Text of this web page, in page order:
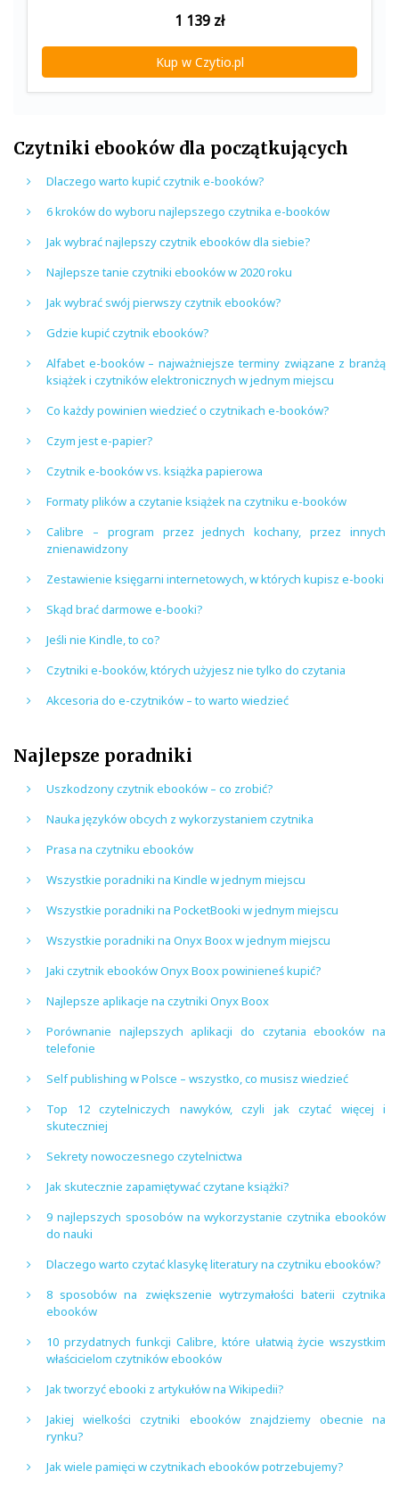
1 139 zł
Kup w Czytio.pl
Czytniki ebooków dla początkujących
Dlaczego warto kupić czytnik e-booków?
6 kroków do wyboru najlepszego czytnika e-booków
Jak wybrać najlepszy czytnik ebooków dla siebie?
Najlepsze tanie czytniki ebooków w 2020 roku
Jak wybrać swój pierwszy czytnik ebooków?
Gdzie kupić czytnik ebooków?
Alfabet e-booków – najważniejsze terminy związane z branżą
książek i czytników elektronicznych w jednym miejscu
Co każdy powinien wiedzieć o czytnikach e-booków?
Czym jest e-papier?
Czytnik e-booków vs. książka papierowa
Formaty plików a czytanie książek na czytniku e-booków
Calibre – program przez jednych kochany, przez innych
znienawidzony
Zestawienie księgarni internetowych, w których kupisz e-booki
Skąd brać darmowe e-booki?
Jeśli nie Kindle, to co?
Czytniki e-booków, których użyjesz nie tylko do czytania
Akcesoria do e-czytników – to warto wiedzieć
Najlepsze poradniki
Uszkodzony czytnik ebooków – co zrobić?
Nauka języków obcych z wykorzystaniem czytnika
Prasa na czytniku ebooków
Wszystkie poradniki na Kindle w jednym miejscu
Wszystkie poradniki na PocketBooki w jednym miejscu
Wszystkie poradniki na Onyx Boox w jednym miejscu
Jaki czytnik ebooków Onyx Boox powinieneś kupić?
Najlepsze aplikacje na czytniki Onyx Boox
Porównanie najlepszych aplikacji do czytania ebooków na
telefonie
Self publishing w Polsce – wszystko, co musisz wiedzieć
Top 12 czytelniczych nawyków, czyli jak czytać więcej i
skuteczniej
Sekrety nowoczesnego czytelnictwa
Jak skutecznie zapamiętywać czytane książki?
9 najlepszych sposobów na wykorzystanie czytnika ebooków
do nauki
Dlaczego warto czytać klasykę literatury na czytniku ebooków?
8 sposobów na zwiększenie wytrzymałości baterii czytnika
ebooków
10 przydatnych funkcji Calibre, które ułatwią życie wszystkim
właścicielom czytników ebooków
Jak tworzyć ebooki z artykułów na Wikipedii?
Jakiej wielkości czytniki ebooków znajdziemy obecnie na
rynku?
Jak wiele pamięci w czytnikach ebooków potrzebujemy?